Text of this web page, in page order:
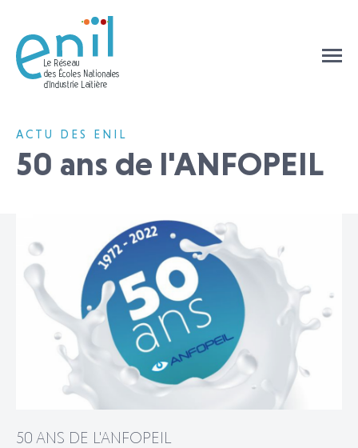
ACTU DES ENIL
50 ans de l'ANFOPEIL
50 ANS DE L'ANFOPEIL